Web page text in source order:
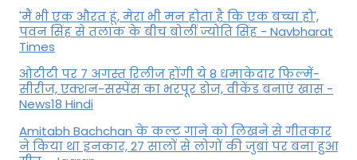
'मैं भी एक औरत हूं, मेरा भी मन होता है कि एक बच्चा हो',
पवन सिंह से तलाक के बीच बोलीं ज्योति सिंह - Navbharat
Times
ओटीटी पर 7 अगस्त रिलीज होंगी ये 8 धमाकेदार फिल्में-
सीरीज, एक्शन-सस्पेंस का भरपूर डोज, वीकेंड बनाएं खास -
News18 Hindi
Amitabh Bachchan के कल्ट गाने को लिखने से गीतकार
ने किया था इनकार, 27 सालों से लोगों की जुबां पर बना हुआ